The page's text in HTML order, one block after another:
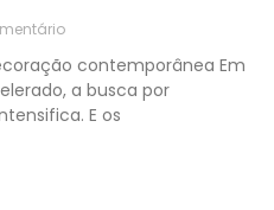
contemporânea Em
a busca por
E os